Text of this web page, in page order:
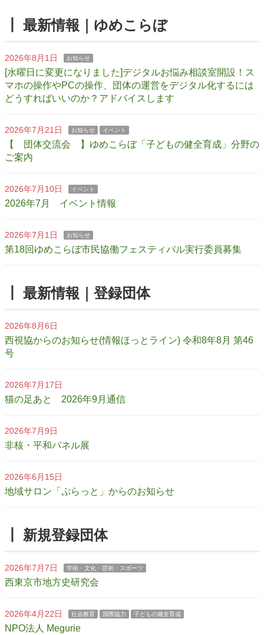
┃ 最新情報｜ゆめこらぼ
2026年8月1日 お知らせ
[水曜日に変更になりました]デジタルお悩み相談室開設！ス
マホの操作やPCの操作、団体の運営をデジタル化するには
どうすればいいのか？アドバイスします
2026年7月21日 お知らせ イベント
【 団体交流会 】ゆめこらぼ「子どもの健全育成」分野の
ご案内
2026年7月10日 イベント
2026年7月 イベント情報
2026年7月1日 お知らせ
第18回ゆめこらぼ市民協働フェスティバル実行委員募集
┃ 最新情報｜登録団体
2026年8月6日
西視協からのお知らせ(情報ほっとライン) 令和8年8月 第46
号
2026年7月17日
猫の足あと 2026年9月通信
2026年7月9日
非核・平和パネル展
2026年6月15日
地域サロン「ぷらっと」からのお知らせ
┃ 新規登録団体
2026年7月7日 学術・文化・芸術・スポーツ
西東京市地方史研究会
2026年4月22日 社会教育 国際協力 子どもの健全育成
NPO法人 Megurie